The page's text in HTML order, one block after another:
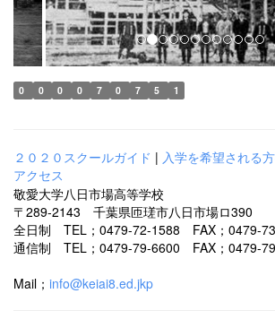
o
u
s
0 0 0 0 7 0 7 5 1
２０２０スクールガイド | 入学を希望される
アクセス
敬愛大学八日市場高等学校
〒289-2143 千葉県匝瑳市八日市場ロ390
全日制 TEL；0479-72-1588 FAX；0479-
通信制 TEL；0479-79-6600 FAX；0479-
Mail； info@keiai8.ed.jkp